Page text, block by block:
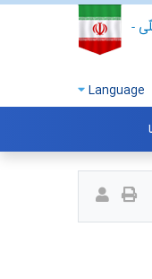
-
Language